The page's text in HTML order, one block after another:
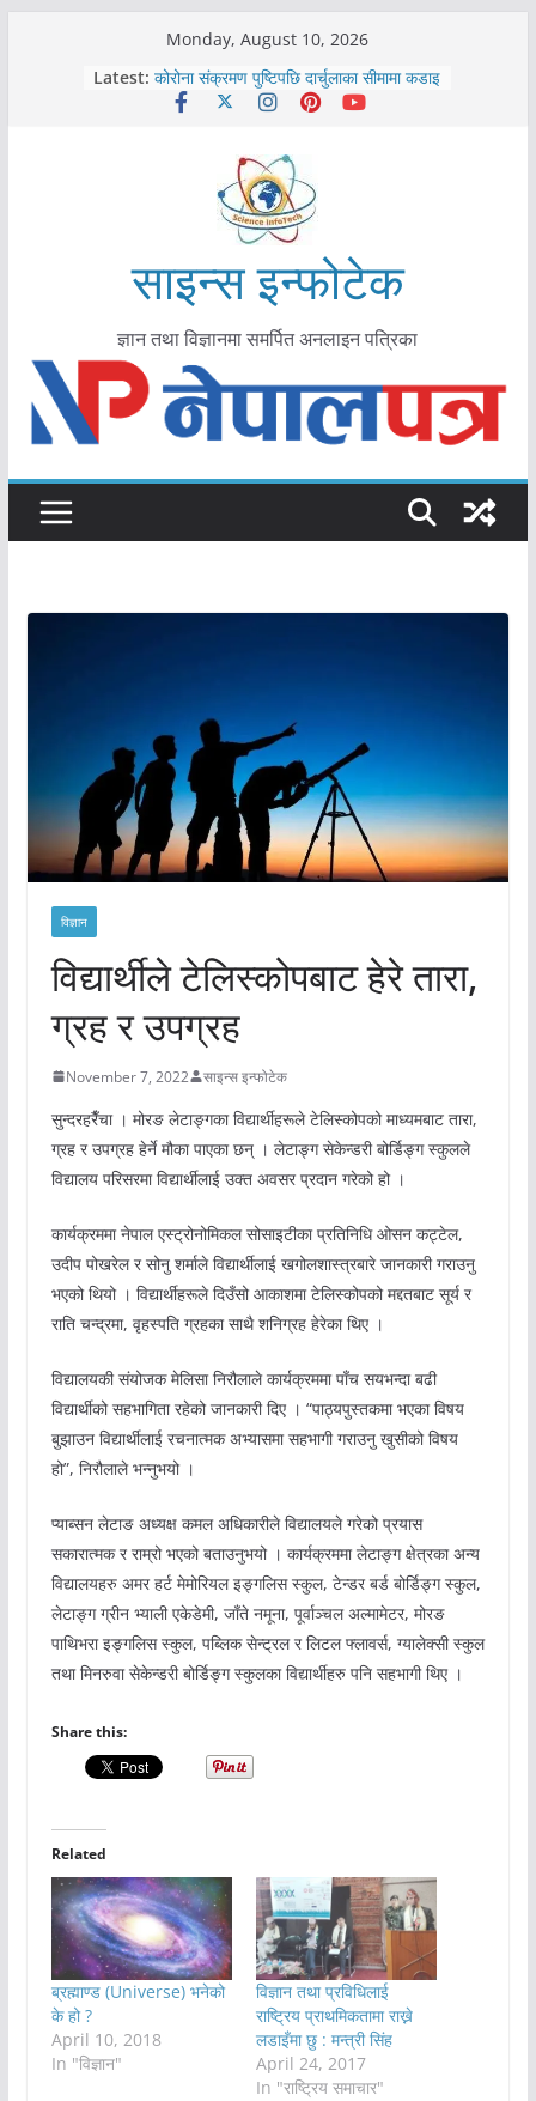
Monday, August 10, 2026
Latest:
काभ्रेपलाञ्चोकमा आयुर्वेद स्वास्थ्योपचारतर्फ
आकर्षण बढ्दै
कोरोना संक्रमण पुष्टिपछि दार्चुलाका सीमामा कडाइ
मकवानपुरमा खोरेत रोग विरुद्धको खोप लगाउन
आयुर्वेद चिकित्सा प्रणालीको भूमिका महत्वपूर्ण छ :
मुख्यमन्त्री शाह
साइन्स इन्फोटेक
ज्ञान तथा विज्ञानमा समर्पित अनलाइन पत्रिका
विज्ञान
विद्यार्थीले टेलिस्कोपबाट हेरे तारा,
ग्रह र उपग्रह
November 7, 2022 साइन्स इन्फोटेक
सुन्दरहरैँचा । मोरङ लेटाङ्गका विद्यार्थीहरूले टेलिस्कोपको माध्यमबाट तारा,
ग्रह र उपग्रह हेर्ने मौका पाएका छन् । लेटाङ्ग सेकेन्डरी बोर्डिङ्ग स्कुलले
विद्यालय परिसरमा विद्यार्थीलाई उक्त अवसर प्रदान गरेको हो ।
कार्यक्रममा नेपाल एस्ट्रोनोमिकल सोसाइटीका प्रतिनिधि ओसन कट्टेल,
उदीप पोखरेल र सोनु शर्माले विद्यार्थीलाई खगोलशास्त्रबारे जानकारी गराउनु
भएको थियो । विद्यार्थीहरूले दिउँसो आकाशमा टेलिस्कोपको मद्दतबाट सूर्य र
राति चन्द्रमा, वृहस्पति ग्रहका साथै शनिग्रह हेरेका थिए ।
विद्यालयकी संयोजक मेलिसा निरौलाले कार्यक्रममा पाँच सयभन्दा बढी
विद्यार्थीको सहभागिता रहेको जानकारी दिए । “पाठ्यपुस्तकमा भएका विषय
बुझाउन विद्यार्थीलाई रचनात्मक अभ्यासमा सहभागी गराउनु खुसीको विषय
हो”, निरौलाले भन्नुभयो ।
प्याब्सन लेटाङ अध्यक्ष कमल अधिकारीले विद्यालयले गरेको प्रयास
सकारात्मक र राम्रो भएको बताउनुभयो । कार्यक्रममा लेटाङ्ग क्षेत्रका अन्य
विद्यालयहरु अमर हर्ट मेमोरियल इङ्गलिस स्कुल, टेन्डर बर्ड बोर्डिङ्ग स्कुल,
लेटाङ्ग ग्रीन भ्याली एकेडेमी, जाँते नमूना, पूर्वाञ्चल अल्मामेटर, मोरङ
पाथिभरा इङ्गलिस स्कुल, पब्लिक सेन्ट्रल र लिटल फ्लावर्स, ग्यालेक्सी स्कुल
तथा मिनरुवा सेकेन्डरी बोर्डिङ्ग स्कुलका विद्यार्थीहरु पनि सहभागी थिए ।
Share this:
Related
ब्रह्माण्ड (Universe) भनेको
के हो ?
April 10, 2018
In "विज्ञान"
विज्ञान तथा प्रविधिलाई
राष्ट्रिय प्राथमिकतामा राख्ने
लडाइँमा छु : मन्त्री सिंह
April 24, 2017
In "राष्ट्रिय समाचार"